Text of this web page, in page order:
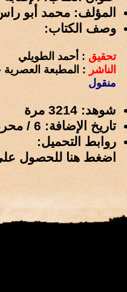
المؤلف: محمد أبو راس
وصف الكتاب:
تحقيق : أحمد الطويلي
الناشر : المطبعة العصرية -
منقول
شوهد: 3214 مرة
تاريخ الإضافة: 6 / محرم / 1439 هـ الموافق 26 / سبتمبر / 2017 م
روابط التحميل:
اضغط هنا للحصول